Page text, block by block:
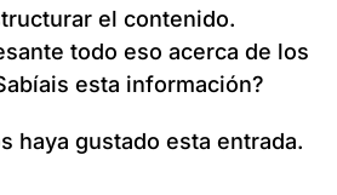
el contenido.
todo eso acerca de los
esta información?
haya gustado esta entrada.